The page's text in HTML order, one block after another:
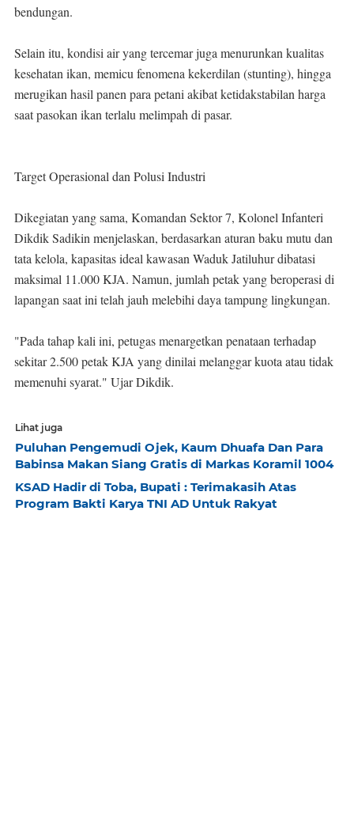
bendungan.
Selain itu, kondisi air yang tercemar juga menurunkan kualitas
kesehatan ikan, memicu fenomena kekerdilan (stunting), hingga
merugikan hasil panen para petani akibat ketidakstabilan harga
saat pasokan ikan terlalu melimpah di pasar.
Target Operasional dan Polusi Industri
Dikegiatan yang sama, Komandan Sektor 7, Kolonel Infanteri
Dikdik Sadikin menjelaskan, berdasarkan aturan baku mutu dan
tata kelola, kapasitas ideal kawasan Waduk Jatiluhur dibatasi
maksimal 11.000 KJA. Namun, jumlah petak yang beroperasi di
lapangan saat ini telah jauh melebihi daya tampung lingkungan.
"Pada tahap kali ini, petugas menargetkan penataan terhadap
sekitar 2.500 petak KJA yang dinilai melanggar kuota atau tidak
memenuhi syarat." Ujar Dikdik.
Lihat juga
Puluhan Pengemudi Ojek, Kaum Dhuafa Dan Para
Babinsa Makan Siang Gratis di Markas Koramil 1004
KSAD Hadir di Toba, Bupati : Terimakasih Atas
Program Bakti Karya TNI AD Untuk Rakyat